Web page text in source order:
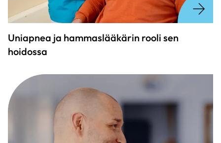
Uniapnea ja hammaslääkärin rooli sen
hoidossa